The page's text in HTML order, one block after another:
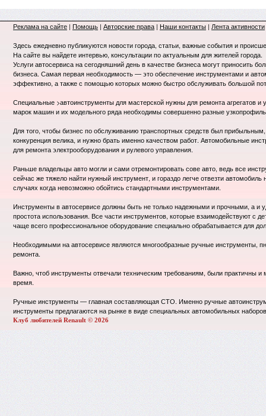
Реклама на сайте | Помощь | Авторские права | Наши контакты | Лента активности
Здесь ежедневно публикуются новости города, статьи, важные события и
На сайте вы найдете интервью, консультации по актуальным для жителей города.
Услуги автосервиса на сегодняшний день в качестве бизнеса могут приносить
бизнеса. Самая первая необходимость — это обеспечение инструментами и
эффективно, а также с помощью которых можно быстро обслуживать большой
Специальные >автоинструменты для мастерской нужны для ремонта агрегатов
марок машин и их модельного ряда необходимы совершенно разные
Для того, чтобы бизнес по обслуживанию транспортных средств был
конкуренция велика, и нужно брать именно качеством работ. Автомобильные
для ремонта электрооборудования и рулевого управления.
Раньше владельцы авто могли и сами отремонтировать сове авто, ведь все
сейчас же тяжело найти нужный инструмент, и гораздо легче отвезти
случаях когда невозможно обойтись стандартными инструментами.
Инструменты в автосервисе должны быть не только надежными и прочными, а и
простота использования. Все части инструментов, которые взаимодействуют
чаще всего профессиональное оборудование специально обрабатывается для
Необходимыми на автосервисе являются многообразные ручные инструменты,
ремонта.
Важно, чтоб инструменты отвечали техническим требованиям, были практичны
время.
Ручные инструменты — главная составляющая СТО. Именно ручные
инструменты предлагаются на рынке в виде специальных автомобильных
Клуб любителей Renault © 2026